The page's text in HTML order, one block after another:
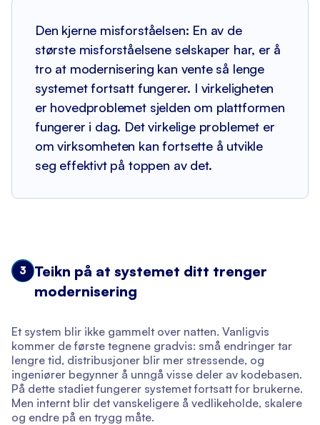
Den kjerne misforståelsen: En av de
største misforståelsene selskaper har, er å
tro at modernisering kan vente så lenge
systemet fortsatt fungerer. I virkeligheten
er hovedproblemet sjelden om plattformen
fungerer i dag. Det virkelige problemet er
om virksomheten kan fortsette å utvikle
seg effektivt på toppen av det.
3
Teikn på at systemet ditt trenger
modernisering
Et system blir ikke gammelt over natten. Vanligvis
kommer de første tegnene gradvis: små endringer tar
lengre tid, distribusjoner blir mer stressende, og
ingeniører begynner å unngå visse deler av kodebasen.
På dette stadiet fungerer systemet fortsatt for brukerne.
Men internt blir det vanskeligere å vedlikeholde, skalere
og endre på en trygg måte.